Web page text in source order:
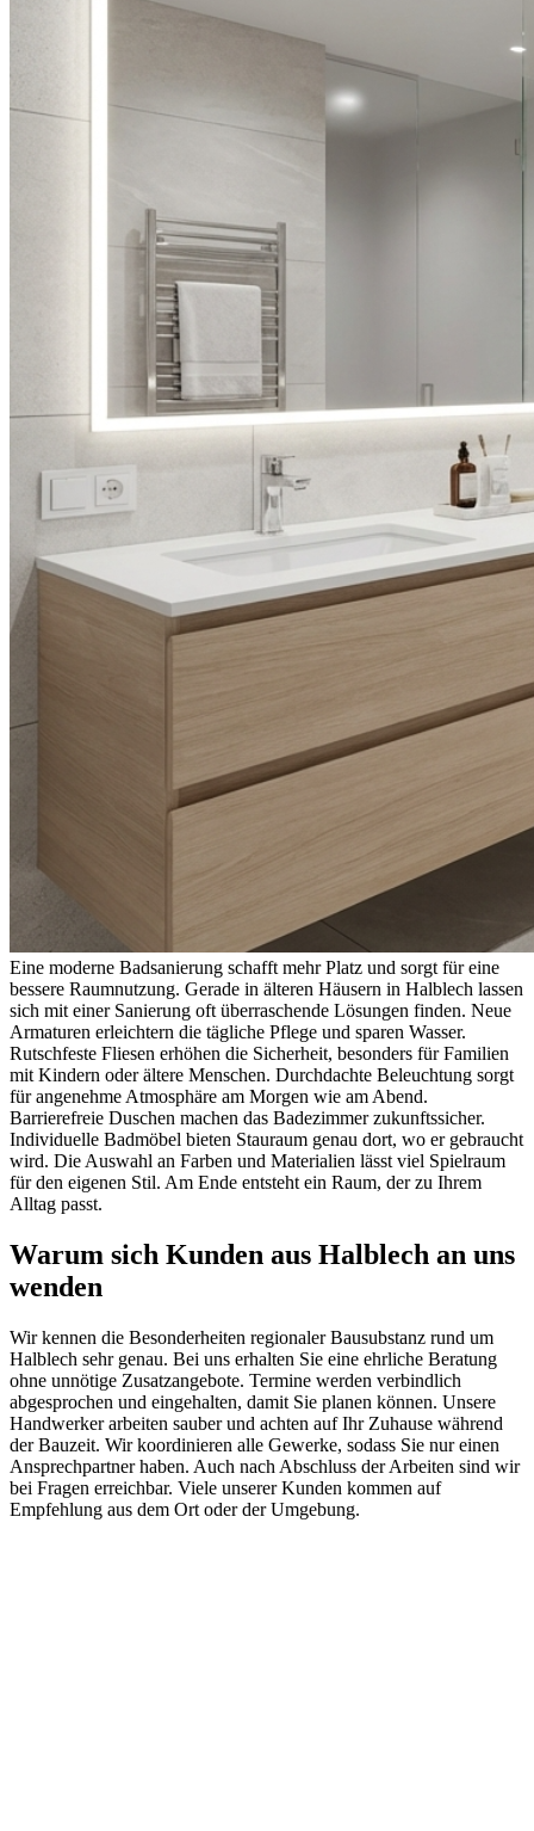
Eine moderne Badsanierung schafft mehr Platz und sorgt für eine
bessere Raumnutzung. Gerade in älteren Häusern in Halblech lassen
sich mit einer Sanierung oft überraschende Lösungen finden. Neue
Armaturen erleichtern die tägliche Pflege und sparen Wasser.
Rutschfeste Fliesen erhöhen die Sicherheit, besonders für Familien
mit Kindern oder ältere Menschen. Durchdachte Beleuchtung sorgt
für angenehme Atmosphäre am Morgen wie am Abend.
Barrierefreie Duschen machen das Badezimmer zukunftssicher.
Individuelle Badmöbel bieten Stauraum genau dort, wo er gebraucht
wird. Die Auswahl an Farben und Materialien lässt viel Spielraum
für den eigenen Stil. Am Ende entsteht ein Raum, der zu Ihrem
Alltag passt.
Warum sich Kunden aus Halblech an uns
wenden
Wir kennen die Besonderheiten regionaler Bausubstanz rund um
Halblech sehr genau. Bei uns erhalten Sie eine ehrliche Beratung
ohne unnötige Zusatzangebote. Termine werden verbindlich
abgesprochen und eingehalten, damit Sie planen können. Unsere
Handwerker arbeiten sauber und achten auf Ihr Zuhause während
der Bauzeit. Wir koordinieren alle Gewerke, sodass Sie nur einen
Ansprechpartner haben. Auch nach Abschluss der Arbeiten sind wir
bei Fragen erreichbar. Viele unserer Kunden kommen auf
Empfehlung aus dem Ort oder der Umgebung.